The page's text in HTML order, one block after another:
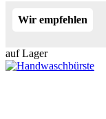
Wir empfehlen
auf Lager